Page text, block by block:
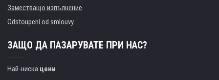
Заместващо изпълнение
Odstoupení od smlouvy
ЗАЩО ДА ПАЗАРУВАТЕ ПРИ НАС?
Най-ниска цени